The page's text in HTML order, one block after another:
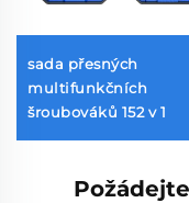
sada přesných
multifunkčních
šroubováků 152 v 1